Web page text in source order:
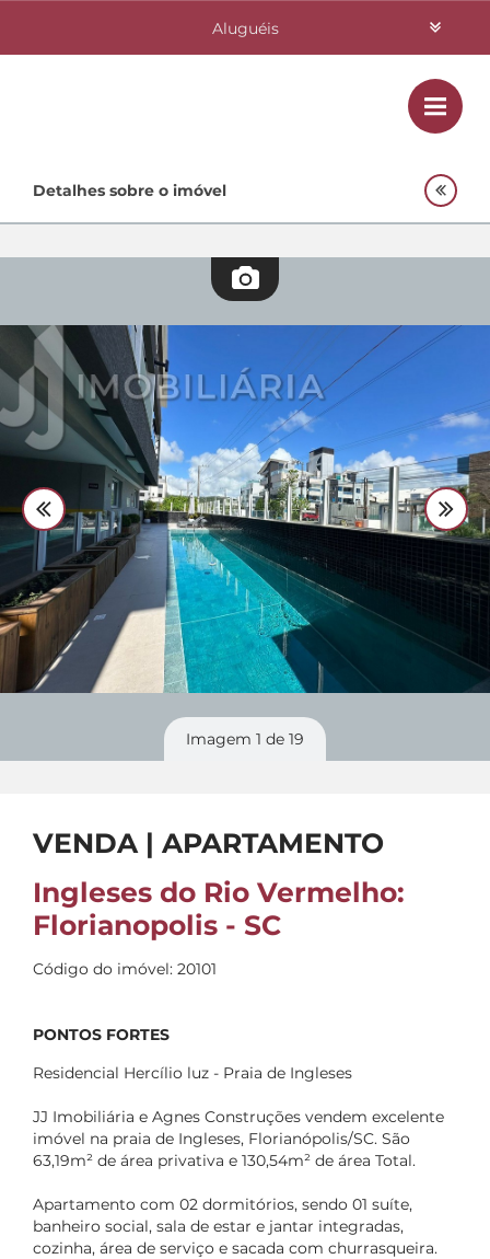
Aluguéis
Investimentos
Quem Somos
Contato
Fale Conosco 48 3364-0079
Plantão 48 99842-0500
Divulgue seu imóvel
Detalhes sobre o imóvel
Imagem 1 de 19
VENDA | APARTAMENTO
Ingleses do Rio Vermelho:
Florianopolis - SC
Código do imóvel: 20101
PONTOS FORTES
Residencial Hercílio luz - Praia de Ingleses
JJ Imobiliária e Agnes Construções vendem excelente
imóvel na praia de Ingleses, Florianópolis/SC. São
63,19m² de área privativa e 130,54m² de área Total.
Apartamento com 02 dormitórios, sendo 01 suíte,
banheiro social, sala de estar e jantar integradas,
cozinha, área de serviço e sacada com churrasqueira.